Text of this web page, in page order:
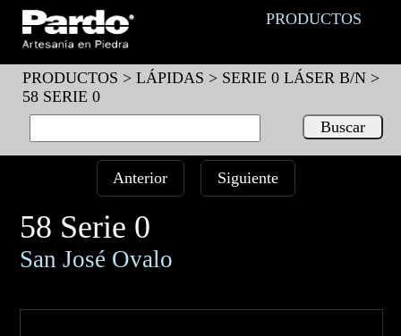
PRODUCTOS
PRODUCTOS > LÁPIDAS > SERIE 0 LÁSER B/N>
58 SERIE 0
Anterior Siguiente
58 Serie 0
San José Ovalo